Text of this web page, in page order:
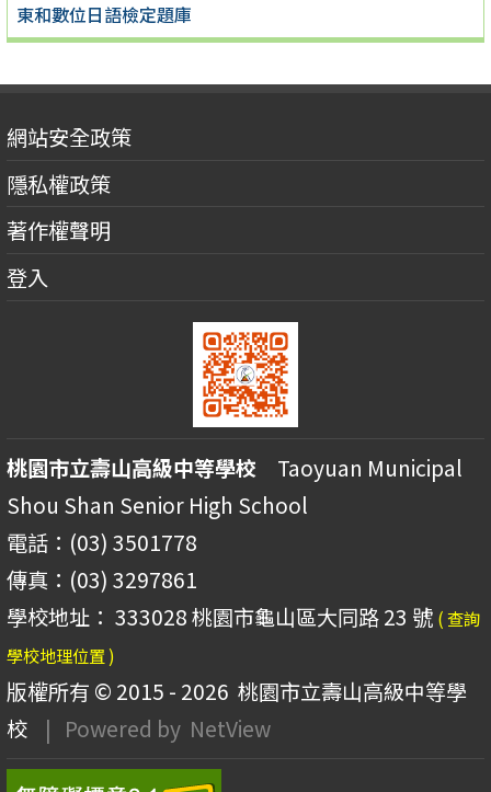
東和數位日語檢定題庫
網站安全政策
隱私權政策
著作權聲明
登入
桃園市立壽山高級中等學校 Taoyuan Municipal
Shou Shan Senior High School
電話：(03) 3501778
傳真：(03) 3297861
學校地址： 333028 桃園市龜山區大同路 23 號 ( 查詢
學校地理位置 )
版權所有 © 2015 - 2026 桃園市立壽山高級中等學
校
| Powered by NetView